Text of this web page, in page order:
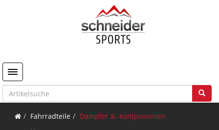
Toggle navigation
Fahrradteile Dämpfer & -komponenten